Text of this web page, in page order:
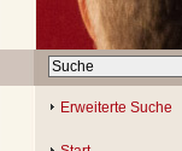
Erweiterte Suche